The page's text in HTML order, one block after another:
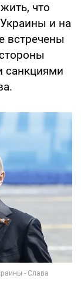
что
и на
встречены
санкциями